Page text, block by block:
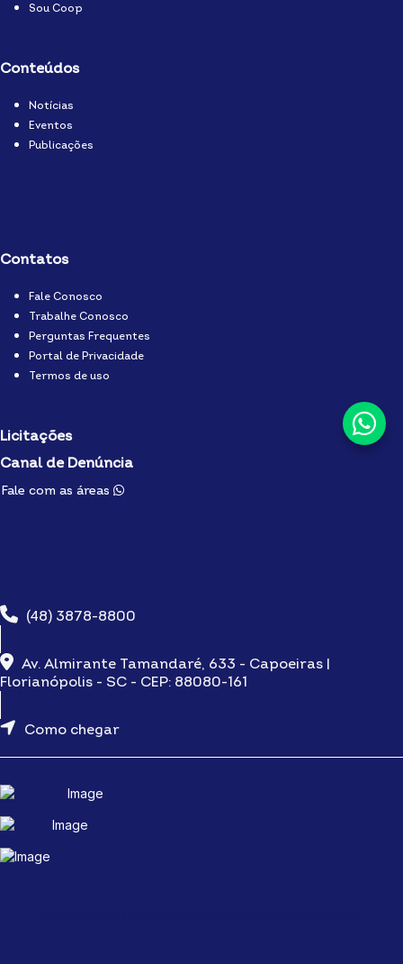
Sou Coop
Conteúdos
Notícias
Eventos
Publicações
Contatos
Fale Conosco
Trabalhe Conosco
Perguntas Frequentes
Portal de Privacidade
Termos de uso
Licitações
Canal de Denúncia
Fale com as áreas
(48) 3878-8800
Av. Almirante Tamandaré, 633 - Capoeiras |
Florianópolis - SC - CEP: 88080-161
Como chegar